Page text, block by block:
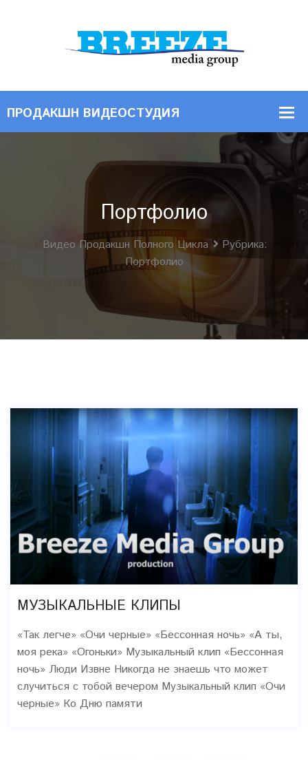
Портфолио
Видео Продакшн Полного Цикла
Рубрика:
Портфолио
МУЗЫКАЛЬНЫЕ КЛИПЫ
«Так легче» «Очи черные» «Бессонная ночь» «А ты,
моя река» «Огоньки» Музыкальный клип «Бессонная
ночь» Люди Извне Никогда не знаешь что может
случиться с тобой вечером Музыкальный клип «Очи
черные» Ко Дню памяти